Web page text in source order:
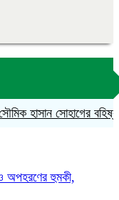
হাসান সোহাগের
ও অপহরণের হুমকী,